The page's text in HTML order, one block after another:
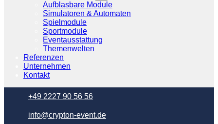
Aufblasbare Module
Simulatoren & Automaten
Spielmodule
Sportmodule
Eventausstattung
Themenwelten
Referenzen
Unternehmen
Kontakt
+49 2227 90 56 56
info@crypton-event.de